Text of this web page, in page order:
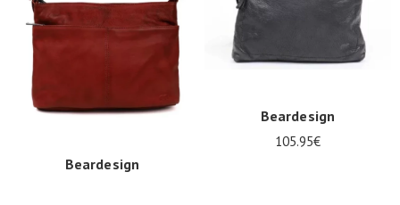
Beardesign
Beardesign
105.95€